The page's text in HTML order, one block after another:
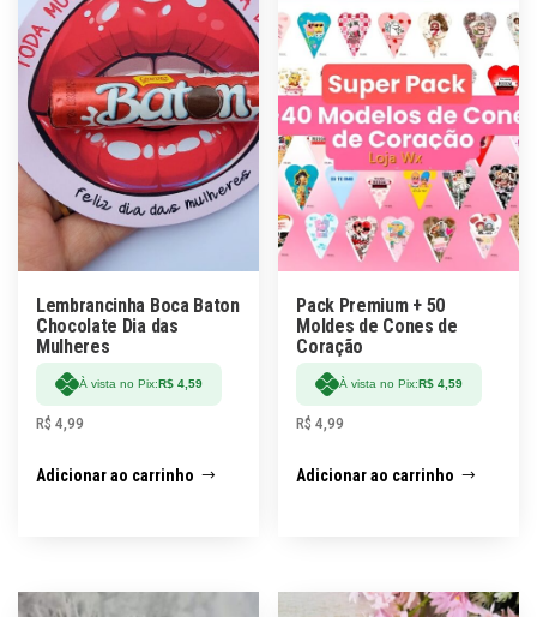
Lembrancinha Boca Baton
Chocolate Dia das
Mulheres
À vista no Pix: R$ 4,59
R$ 4,99
Adicionar ao carrinho
Pack Premium + 50
Moldes de Cones de
Coração
À vista no Pix: R$ 4,59
R$ 4,99
Adicionar ao carrinho